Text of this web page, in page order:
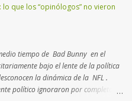
que los “opinólogos” no vieron
tiempo de Bad Bunny en el
bajo el lente de la política
la dinámica de la NFL .
político ignoraron por completo el